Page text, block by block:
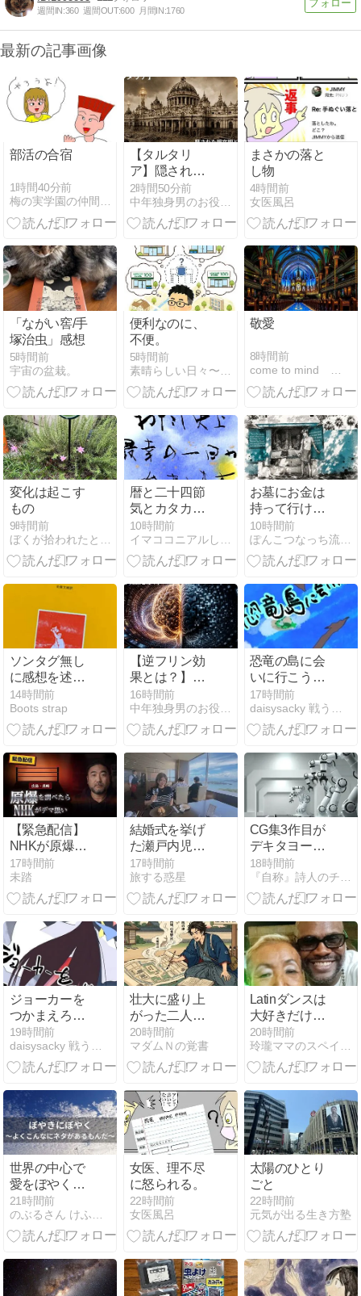
週間IN:360 週間OUT:600 月間IN:1760
最新の記事画像
部活の合宿
1時間40分前
【タルタリ
ア】隠された
超文明と泥の
洪水 | 歴史か
ら消された19
2時間50分前
まさかの落と
し物
4時間前
女医風呂
「ながい窖/手
塚治虫」感想
5時間前
宇宙の盆栽。
便利なのに、
不便。
5時間前
敬愛
8時間前
変化は起こす
もの
9時間前
暦と二十四節
気とカタカム
ナ言葉あそび
【八月十日】
10時間前
お墓にお金は
持って行けな
いのに…
10時間前
ぽんこつなっち流★STYLE
ソンタグ無し
に感想を述べ
よ。
14時間前
Boots strap
【逆フリン効
果とは？】人
類の知能が低
下する理由と
デジタル社会
16時間前
恐竜の島に会
いに行こう！
宝の島続々編
第10章 真のヒ
ーローは誰
17時間前
【緊急配信】
NHKが原爆研
究を「デマ」
認定した件｜
NHK対林千勝
す
17時間前
未踏
結婚式を挙げ
た瀬戸内児島
ホテルで乾杯
17時間前
旅する惑星
CG集3作目が
デキタヨー。
（日記）
18時間前
ジョーカーを
つかまえろ！
時をかける巫
女…370
19時間前
daisysacky 戦う骨無し女
壮大に盛り上
がった二人の
ジェミニとハ
ルシネーショ
ン ①二人の自
20時間前
マダムＮの覚書
Latinダンスは
大好きだけ
ど、こちらの
ダンス界は好
きじゃないな
20時間前
玲瓏ママのスペイン便り
世界の中心で
愛をぼやく｜
ぼやきにぼや
く 〜よくこん
なにネタがあ
21時間前
のぶるさん けふはどこ行く？
女医、理不尽
に怒られる。
22時間前
女医風呂
太陽のひとり
ごと
22時間前
元気が出る生き方塾